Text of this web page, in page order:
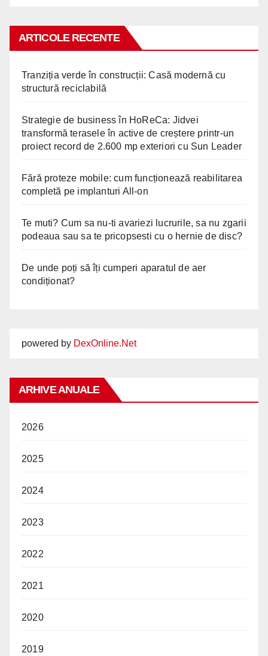
ARTICOLE RECENTE
Tranziția verde în construcții: Casă modernă cu
structură reciclabilă
Strategie de business în HoReCa: Jidvei
transformă terasele în active de creștere printr-un
proiect record de 2.600 mp exteriori cu Sun Leader
Fără proteze mobile: cum funcționează reabilitarea
completă pe implanturi All-on
Te muti? Cum sa nu-ti avariezi lucrurile, sa nu zgarii
podeaua sau sa te pricopsesti cu o hernie de disc?
De unde poți să îți cumperi aparatul de aer
condiționat?
powered by DexOnline.Net
ARHIVE ANUALE
2026
2025
2024
2023
2022
2021
2020
2019